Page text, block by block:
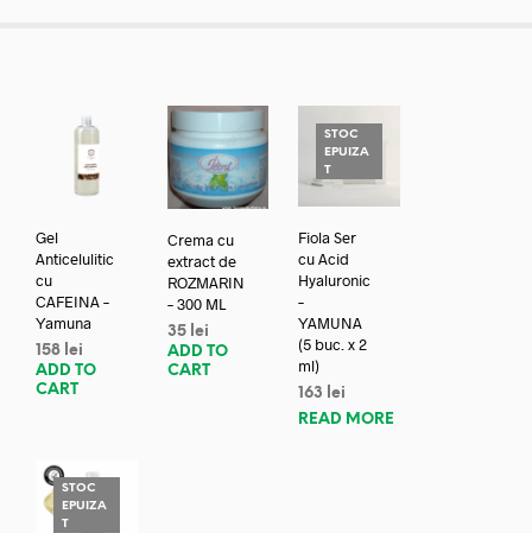
Gel
Anticelulitic
cu
CAFEINA –
Yamuna
158 lei
ADD TO
CART
Crema cu
extract de
ROZMARIN
– 300 ML
35 lei
ADD TO
CART
STOC
EPUIZA
T
Fiola Ser
cu Acid
Hyaluronic
–
YAMUNA
(5 buc. x 2
ml)
163
lei
READ MORE
STOC
EPUIZA
T